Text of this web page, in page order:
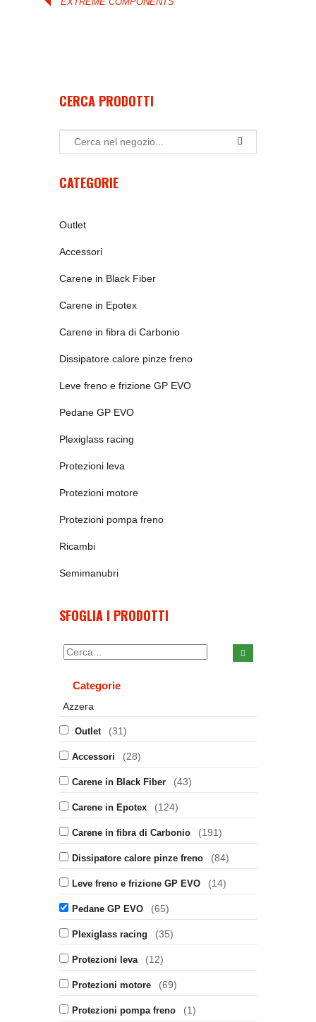
CERCA PRODOTTI
CATEGORIE
Outlet
Accessori
Carene in Black Fiber
Carene in Epotex
Carene in fibra di Carbonio
Dissipatore calore pinze freno
Leve freno e frizione GP EVO
Pedane GP EVO
Plexiglass racing
Protezioni leva
Protezioni motore
Protezioni pompa freno
Ricambi
Semimanubri
SFOGLIA I PRODOTTI
Categorie
Azzera
Outlet (31)
Accessori (28)
Carene in Black Fiber (43)
Carene in Epotex (124)
Carene in fibra di Carbonio (191)
Dissipatore calore pinze freno (84)
Leve freno e frizione GP EVO (14)
Pedane GP EVO (65)
Plexiglass racing (35)
Protezioni leva (12)
Protezioni motore (69)
Protezioni pompa freno (1)